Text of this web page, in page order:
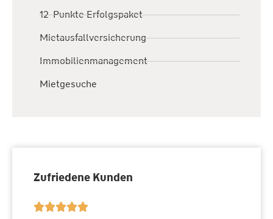
12-Punkte Erfolgspaket
Mietausfallversicherung
Immobilienmanagement
Mietgesuche
Zufriedene Kunden
